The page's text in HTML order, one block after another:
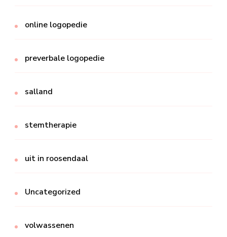
online logopedie
preverbale logopedie
salland
stemtherapie
uit in roosendaal
Uncategorized
volwassenen